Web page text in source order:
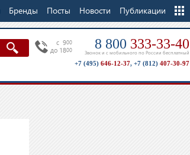
Бренды Посты Новости Публикации
Еще
c 900
до 1800 8 800 333-33-40
Звонок и с мобильного по России бесплатный
+7 (495) 646-12-37, +7 (812) 407-30-97